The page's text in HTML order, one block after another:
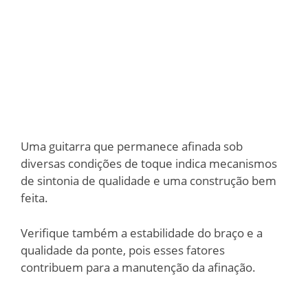
Uma guitarra que permanece afinada sob
diversas condições de toque indica mecanismos
de sintonia de qualidade e uma construção bem
feita.
Verifique também a estabilidade do braço e a
qualidade da ponte, pois esses fatores
contribuem para a manutenção da afinação.